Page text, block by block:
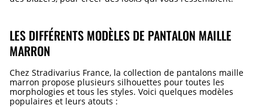
LES DIFFÉRENTS MODÈLES DE PANTALON MAILLE
MARRON
Chez Stradivarius France, la collection de pantalons maille
marron propose plusieurs silhouettes pour toutes les
morphologies et tous les styles. Voici quelques modèles
populaires et leurs atouts :